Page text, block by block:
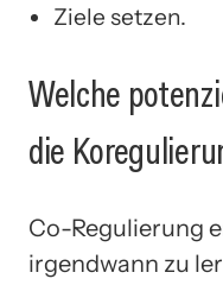
Ziele setzen.
Welche
die
Co-Regulierung
irgendwann zu